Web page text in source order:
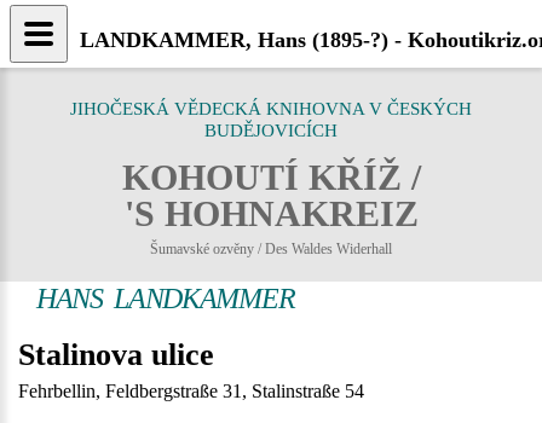
JIHOČESKÁ VĚDECKÁ KNIHOVNA V ČESKÝCH
BUDĚJOVICÍCH
KOHOUTÍ KŘÍŽ /
'S HOHNAKREIZ
Šumavské ozvěny / Des Waldes Widerhall
HANS LANDKAMMER
Stalinova ulice
Fehrbellin, Feldbergstraße 31, Stalinstraße 54
LANDKAMMER, Hans (1895-?) -